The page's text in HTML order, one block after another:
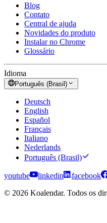
Blog
Contato
Central de ajuda
Novidades do produto
Instalar no Chrome
Glossário
Idioma
Português (Brasil)
Deutsch
English
Español
Français
Italiano
Nederlands
Português (Brasil)
youtube linkedin facebook
© 2026 Koalendar. Todos os